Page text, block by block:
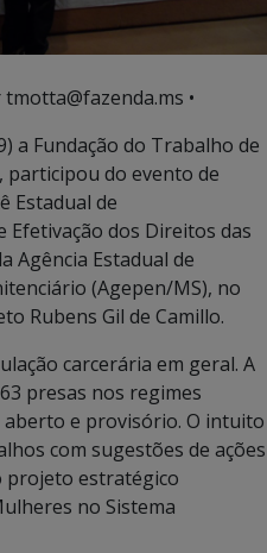
tmotta@fazenda.ms •
a Fundação do Trabalho de
participou do evento de
Estadual de
Efetivação dos Direitos das
Agência Estadual de
(Agepen/MS), no
Rubens Gil de Camillo.
carcerária em geral. A
presas nos regimes
e provisório. O intuito
com sugestões de ações
projeto estratégico
no Sistema